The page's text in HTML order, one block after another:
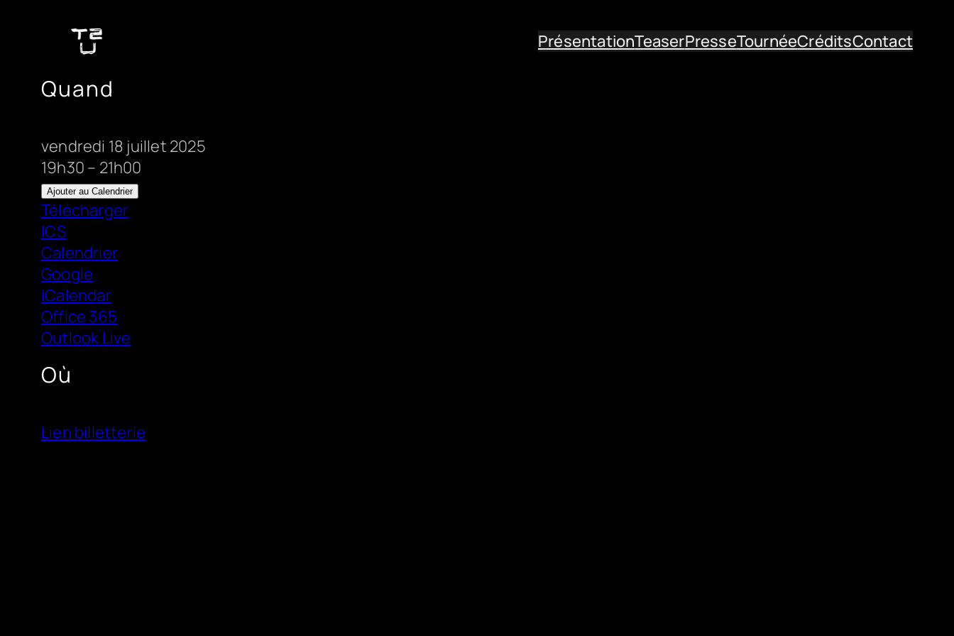
PrésentationTeaserPresseTournéeCréditsContact
Quand
vendredi 18 juillet 2025
19h30 – 21h00
Ajouter au Calendrier
Télécharger
ICS
Calendrier
Google
iCalendar
Office 365
Outlook Live
Où
Lien billetterie